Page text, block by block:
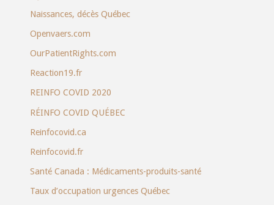
Naissances, décès Québec
Openvaers.com
OurPatientRights.com
Reaction19.fr
REINFO COVID 2020
RÉINFO COVID QUÉBEC
Reinfocovid.ca
Reinfocovid.fr
Santé Canada : Médicaments-produits-santé
Taux d’occupation urgences Québec